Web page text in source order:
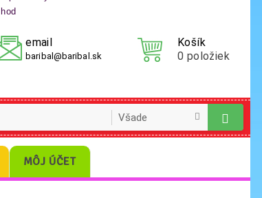
hod
Košík
0 položiek
email
baribal@baribal.sk
MÔJ ÚČET